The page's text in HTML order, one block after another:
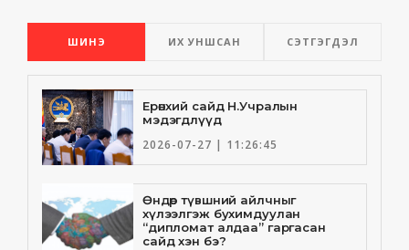
ШИНЭ ИХ УНШСАН СЭТГЭГДЭЛ
Ерөнхий сайд Н.Учралын
мэдэгдлүүд
2026-07-27 | 11:26:45
Өндөр түвшний айлчныг
хүлээлгэж бухимдуулан
“дипломат алдаа” гаргасан
сайд хэн бэ?